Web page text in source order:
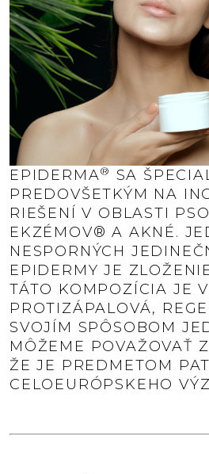
EPIDERMA®
SA
PREDOVŠETKÝM NA
RIEŠENÍ V OBLASTI
EKZÉMOV® A AKNÉ.
NESPORNÝCH
EPIDERMY JE
TÁTO KOMPOZÍCIA JE
PROTIZÁPALOVÁ,
SVOJÍM SPÔSOBOM
MÔŽEME POVAŽOVAŤ
ŽE JE PREDMETOM
CELOEURÓPSKEHO